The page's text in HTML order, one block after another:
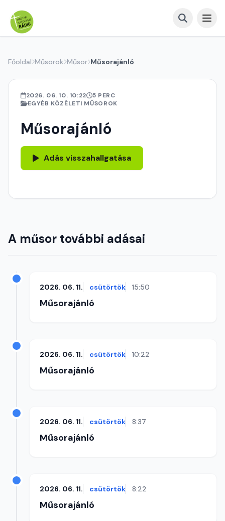
Főoldal Műsorok Műsor Műsorajánló
2026. 06. 10. 10:22
5 PERC
EGYÉB KÖZÉLETI MŰSOROK
Műsorajánló
Adás visszahallgatása
A műsor további adásai
2026. 06. 11. csütörtök 15:50
Műsorajánló
2026. 06. 11. csütörtök 10:22
Műsorajánló
2026. 06. 11. csütörtök 8:37
Műsorajánló
2026. 06. 11. csütörtök 8:22
Műsorajánló